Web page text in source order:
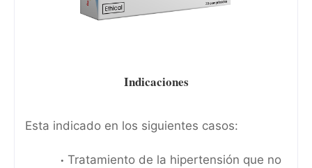
Indicaciones
Esta indicado en los siguientes casos:
Tratamiento de la hipertensión que no